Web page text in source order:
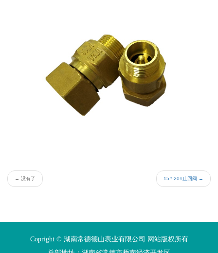
← 没有了 15#-20#止回阀 →
Copright © 湖南常德德山表业有限公司 网站版权所有